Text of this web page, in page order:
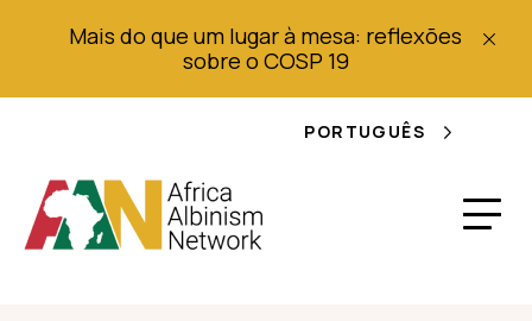
Mais do que um lugar à mesa: reflexões
sobre o COSP 19
PORTUGUÊS